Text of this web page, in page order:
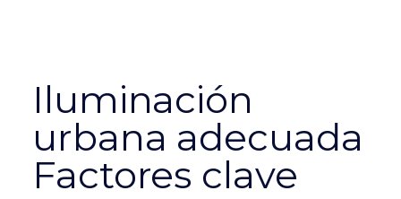
Iluminación
urbana adecuada
Factores clave